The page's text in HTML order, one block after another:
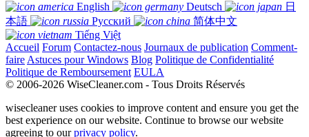
English
Deutsch
日
本語
Русский
简体中文
Tiếng Việt
Accueil Forum Contactez-nous Journaux de publication Comment-
faire Astuces pour Windows Blog Politique de Confidentialité
Politique de Remboursement EULA
© 2006-2026 WiseCleaner.com - Tous Droits Réservés
wisecleaner uses cookies to improve content and ensure you get the
best experience on our website. Continue to browse our website
agreeing to ourprivacy policy.